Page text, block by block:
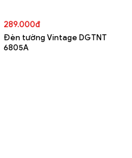
289.000đ
Đèn tường Vintage DGTNT
6805A